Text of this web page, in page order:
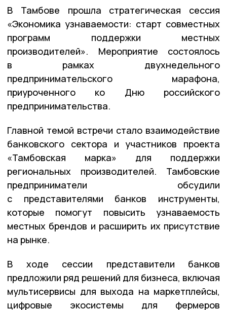
В Тамбове прошла стратегическая сессия
«Экономика узнаваемости: старт совместных
программ поддержки местных
производителей». Мероприятие состоялось
в рамках двухнедельного
предпринимательского марафона,
приуроченного ко Дню российского
предпринимательства.
Главной темой встречи стало взаимодействие
банковского сектора и участников проекта
«Тамбовская марка» для поддержки
региональных производителей. Тамбовские
предприниматели обсудили
с представителями банков инструменты,
которые помогут повысить узнаваемость
местных брендов и расширить их присутствие
на рынке.
В ходе сессии представители банков
предложили ряд решений для бизнеса, включая
мультисервисы для выхода на маркетплейсы,
цифровые экосистемы для фермеров